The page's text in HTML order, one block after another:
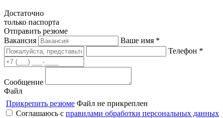
Достаточно
только паспорта
Отправить резюме
Вакансия
Ваше имя *
Телефон *
Сообщение
Файл
Прикрепить резюме Файл не прикреплен
Соглашаюсь с правилами обработки персональных данных